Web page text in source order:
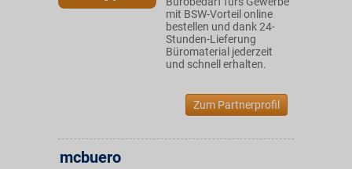
mit BSW-Vorteil online
bestellen und dank 24-
Stunden-Lieferung
Büromaterial jederzeit
und schnell erhalten.
Zum Partnerprofil
mcbuero